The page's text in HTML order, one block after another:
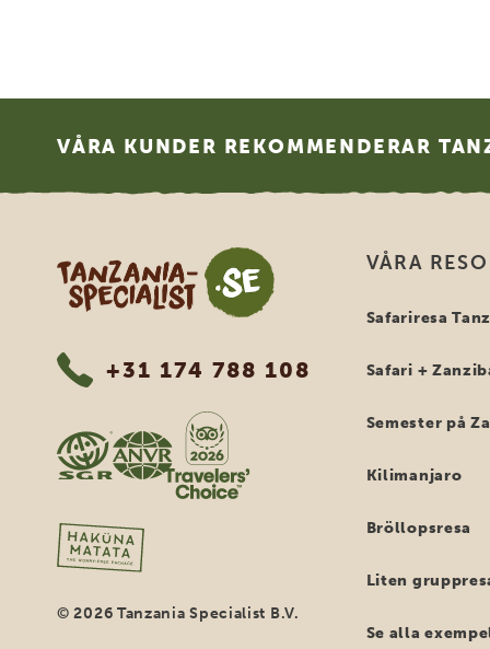
VÅRA KUNDER REKOMMENDERAR
Tanzania Specialist
+31 174 788 108
© 2026 Tanzania Specialist B.V.
VÅRA
Safariresa
Safari +
Semester på
Kilimanjaro
Bröllopsresa
Liten
Se alla